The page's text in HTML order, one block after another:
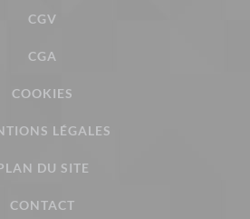
CGV
CGA
COOKIES
LÉGALES
DU SITE
CONTACT